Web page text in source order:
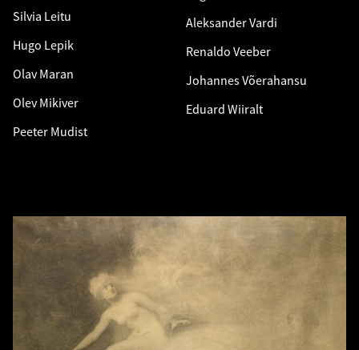
Silvia Leitu
Hugo Lepik
Olav Maran
Olev Mikiver
Peeter Mudist
Aleksander Vardi
Renaldo Veeber
Johannes Võerahansu
Eduard Wiiralt